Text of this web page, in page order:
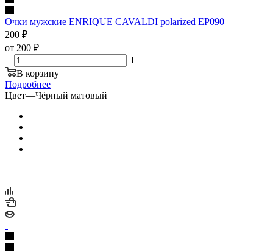
Очки мужские ENRIQUE CAVALDI polarized EP090
200 ₽
от 200 ₽
В корзину
Подробнее
Цвет—Чёрный матовый